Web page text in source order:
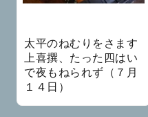
太平のねむりをさます
上喜撰、たった四はい
で夜もねられず（７月
１４日）